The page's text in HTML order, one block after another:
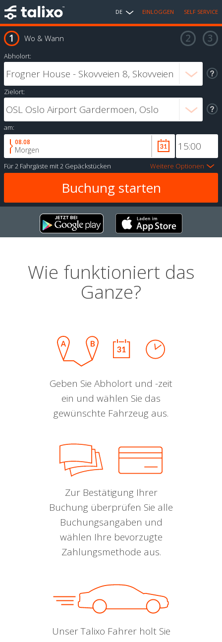
DE EINLOGGEN SELF SERVICE
Wo & Wann
Abholort:
Zielort:
am:
08.08
Morgen
Für2 Fahrgäste mit2 Gepäckstücken Weitere Optionen
Wie funktioniert das
Ganze?
Geben Sie Abholort und -zeit
ein und wählen Sie das
gewünschte Fahrzeug aus.
Zur Bestätigung Ihrer
Buchung überprüfen Sie alle
Buchungsangaben und
wählen Ihre bevorzugte
Zahlungsmethode aus.
Unser Talixo Fahrer holt Sie